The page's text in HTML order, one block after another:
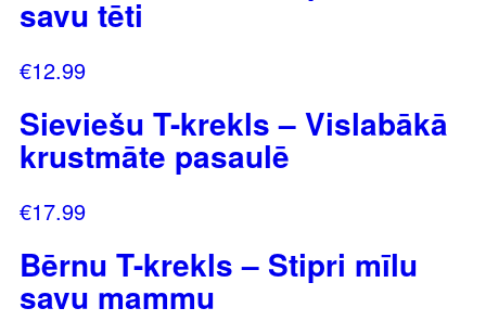
savu tēti
€12.99
Sieviešu T-krekls – Vislabākā
krustmāte pasaulē
€17.99
Bērnu T-krekls – Stipri mīlu
savu mammu